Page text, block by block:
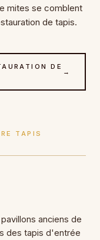
mites se comblent
de tapis.
DE
→
TAPIS
anciens de
des tapis d'entrée